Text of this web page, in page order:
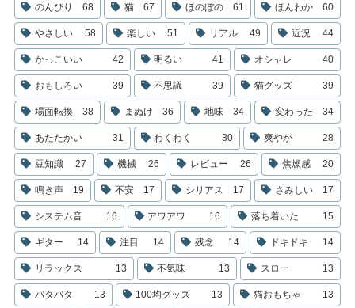
のんびり 68 猫 67 ほのぼの 61 ほんわか 60
やさしい 58 楽しい 51 リアル 49 近況 44
かっこいい 42 明るい 41 オシャレ 40
おもしろい 39 不思議 39 猫グッズ 39
場面転換 38 まぬけ 36 地味 34 変わった 34
あたたかい 31 わくわく 30 爽やか 28
豆知識 27 機械 26 レビュー 26 焦燥感 20
鳴き声 19 不安 17 シリアス 17 さみしい 17
システム音 16 アワアワ 16 落ち着いた 15
ギター 14 注目 14 残念 14 ドキドキ 14
リラックス 13 不気味 13 スロー 13
バタバタ 13 100均グッズ 13 猫おもちゃ 13